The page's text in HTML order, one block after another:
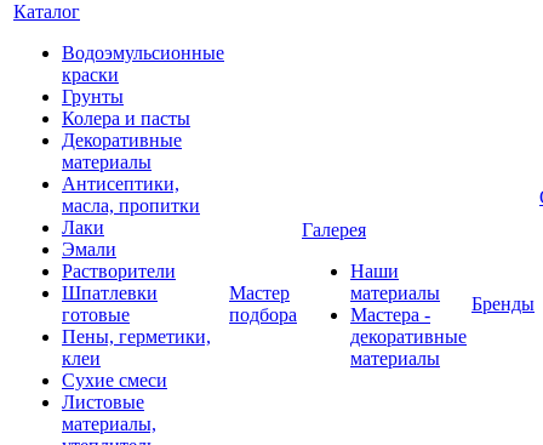
Каталог
Водоэмульсионные
краски
Грунты
Колера и пасты
Декоративные
материалы
Антисептики,
масла, пропитки
Лаки
Эмали
Растворители
Шпатлевки
готовые
Пены, герметики,
клеи
Сухие смеси
Листовые
материалы,
Мастер
подбора
Галерея
Наши
материалы
Мастера -
декоративные
материалы
Бренды